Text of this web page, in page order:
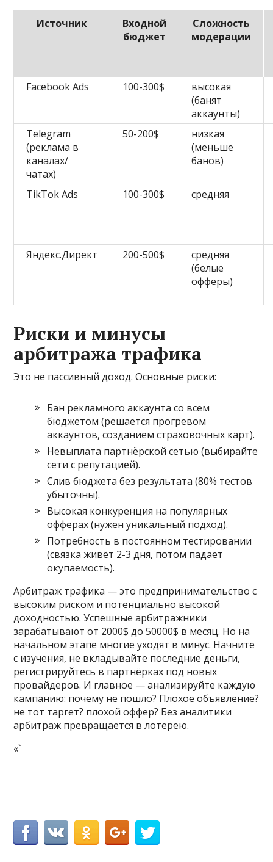
Источник
Входной
бюджет
Сложность
модерации
Facebook Ads 100-300$
высокая
(банят
аккаунты)
Telegram
(реклама в
каналах/
чатах)
50-200$
низкая
(меньше
банов)
TikTok Ads 100-300$ средняя
Яндекс.Директ 200-500$
средняя
(белые
офферы)
Риски и минусы
арбитража трафика
Это не пассивный доход. Основные риски:
Бан рекламного аккаунта со всем
бюджетом (решается прогревом
аккаунтов, созданием страховочных карт).
Невыплата партнёрской сетью (выбирайте
сети с репутацией).
Слив бюджета без результата (80% тестов
убыточны).
Высокая конкуренция на популярных
офферах (нужен уникальный подход).
Потребность в постоянном тестировании
(связка живёт 2-3 дня, потом падает
окупаемость).
Арбитраж трафика — это предпринимательство с
высоким риском и потенциально высокой
доходностью. Успешные арбитражники
зарабатывают от 2000$ до 50000$ в месяц. Но на
начальном этапе многие уходят в минус. Начните
с изучения, не вкладывайте последние деньги,
регистрируйтесь в партнёрках под новых
провайдеров. И главное — анализируйте каждую
кампанию: почему не пошло? Плохое объявление?
не тот таргет? плохой оффер? Без аналитики
арбитраж превращается в лотерею.
«`